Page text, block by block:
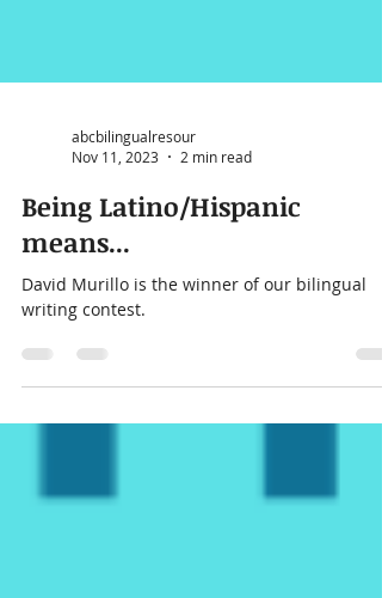
Nov 11, 2023
2 min read
Being Latino/Hispanic
means...
writing contest.